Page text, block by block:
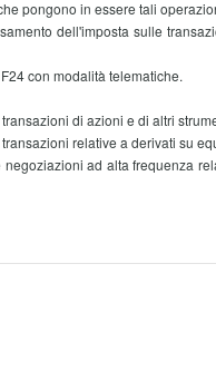
pongono in essere tali
dell'imposta sulle
con modalità telematiche.
di azioni e di altri
relative a derivati su
ad alta frequenza